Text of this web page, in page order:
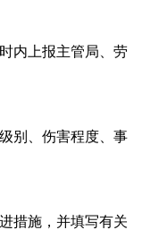
内上报主管局、劳
别、伤害程度、事
措施，并填写有关